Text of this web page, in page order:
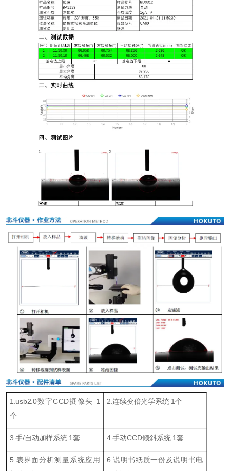
1.usb2.0数字CCD摄像头 1
个
2.连续变倍光学系统 1个
3.手/自动加样系统 1套 4.手动CCD倾斜系统 1套
5.表界面分析测量系统应用
6.说明书纸质一份及说明书电